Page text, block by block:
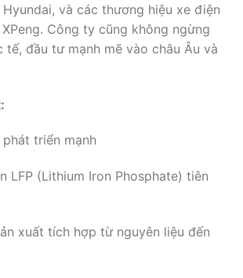
Hyundai, và các thương hiệu xe điện
Công ty cũng không ngừng
tế, đầu tư mạnh mẽ vào châu Âu và
triển mạnh
LFP (Lithium Iron Phosphate) tiên
xuất tích hợp từ nguyên liệu đến